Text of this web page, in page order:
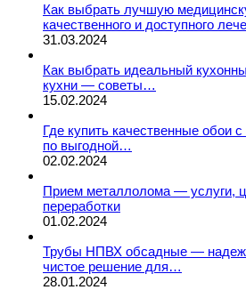
Как выбрать лучшую
качественного и доступного
31.03.2024
Как выбрать идеальный
кухни — советы…
15.02.2024
Где купить качественные обои
по выгодной…
02.02.2024
Прием металлолома — услуги,
переработки
01.02.2024
Трубы НПВХ обсадные —
чистое решение для…
28.01.2024